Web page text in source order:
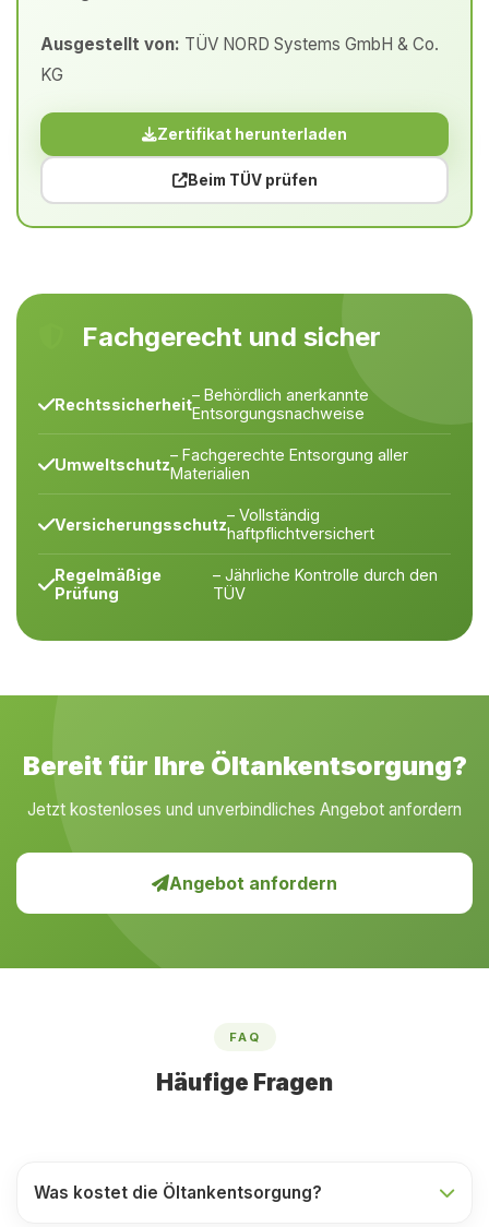
Ausgestellt von: TÜV NORD Systems GmbH & Co.
KG
Zertifikat herunterladen
Beim TÜV prüfen
Fachgerecht und sicher
Rechtssicherheit– Behördlich anerkannte
Entsorgungsnachweise
Umweltschutz– Fachgerechte Entsorgung aller
Materialien
Versicherungsschutz– Vollständig
haftpflichtversichert
Regelmäßige
Prüfung
– Jährliche Kontrolle durch den
TÜV
Bereit für Ihre Öltankentsorgung?
Jetzt kostenloses und unverbindliches Angebot anfordern
Angebot anfordern
FAQ
Häufige Fragen
Was kostet die Öltankentsorgung?